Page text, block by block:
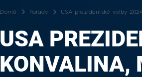
Domů Pořady USA prezidentské volby 2024
USA
KONVALINA,